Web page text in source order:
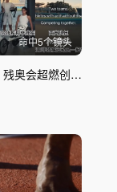
命中5个镜头
苹果APPLE 残奥会超燃创意广告：这就是科技背后的意义！